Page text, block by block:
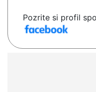
Pozrite si profil